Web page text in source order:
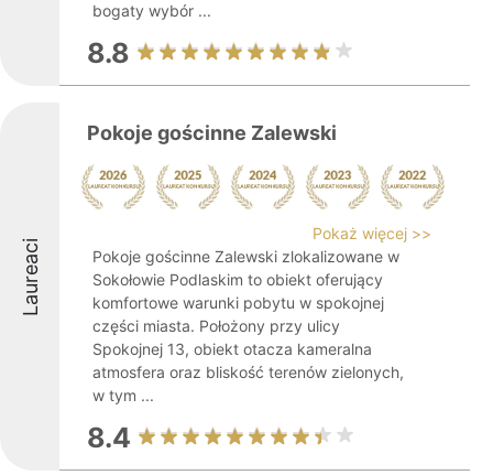
bogaty wybór ...
8.8
Laureaci
Pokoje gościnne Zalewski
Pokaż więcej >>
Pokoje gościnne Zalewski zlokalizowane w
Sokołowie Podlaskim to obiekt oferujący
komfortowe warunki pobytu w spokojnej
części miasta. Położony przy ulicy
Spokojnej 13, obiekt otacza kameralna
atmosfera oraz bliskość terenów zielonych,
w tym ...
8.4